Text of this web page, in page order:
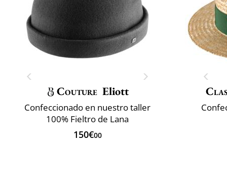
Couture Eliott
Confeccionado en nuestro taller
100% Fieltro de Lana
150€00